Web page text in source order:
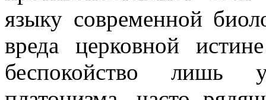
языку современной
вреда церковной
беспокойство лишь